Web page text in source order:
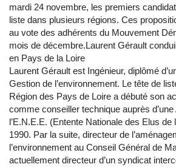
mardi 24 novembre, les premiers
liste dans plusieurs régions. Ces
au vote des adhérents du Mouvement
mois de décembre.Laurent Gérault
en Pays de la Loire
Laurent Gérault est Ingénieur, diplômé
Gestion de l’environnement. Le tête de
Région des Pays de Loire a débuté son
comme conseiller technique auprès d’une
l’E.N.E.E. (Entente Nationale des Elus de
1990. Par la suite, directeur de
l’environnement au Conseil Général de
actuellement directeur d’un syndicat